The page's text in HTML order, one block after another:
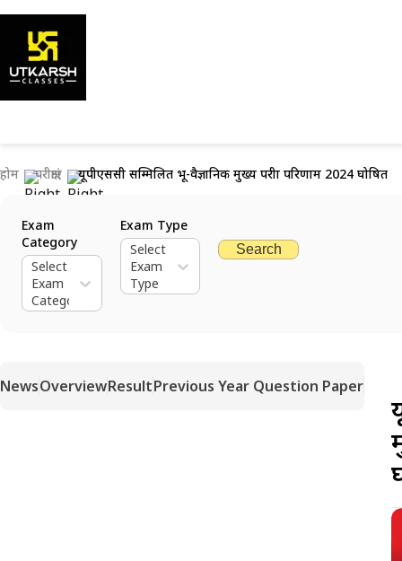
होम परीक्षाएं यूपीएससी सम्मिलित भू-वैज्ञानिक मुख्य परीक्षा परिणाम 2024 घोषित
Exam
Category
Select
Exam
Category
Exam Type
Select
Exam
Type
Search
NewsOverviewResultPrevious Year Question Paper